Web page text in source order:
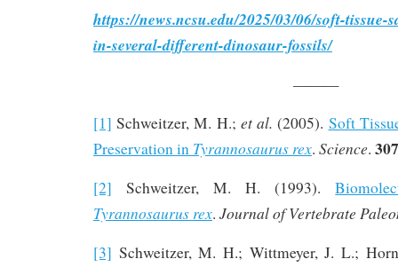
https://news.ncsu.edu/2025/03/06/soft-tissue-
in-several-different-dinosaur-fossils/
———
[1] Schweitzer, M. H.; et al. (2005). Soft
Preservation in Tyrannosaurus rex. Science. 307
[2] Schweitzer, M. H. (1993).
Tyrannosaurus rex. Journal of Vertebrate
[3] Schweitzer, M. H.; Wittmeyer, J. L.;